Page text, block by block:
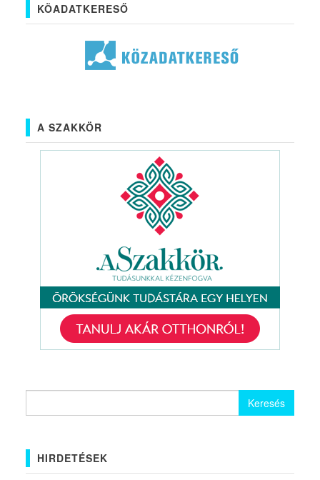
KÖADATKERESŐ
A SZAKKÖR
HIRDETÉSEK